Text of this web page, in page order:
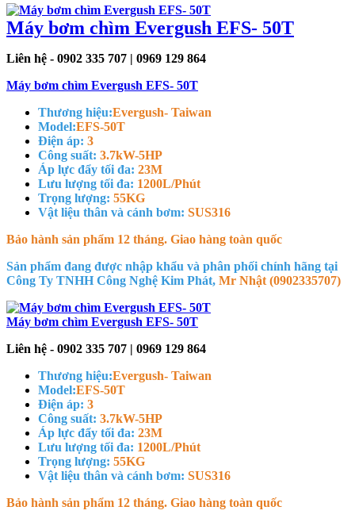
Máy bơm chìm Evergush EFS- 50T
Liên hệ - 0902 335 707 | 0969 129 864
Máy bơm chìm Evergush EFS- 50T
Thương hiệu:Evergush- Taiwan
Model:EFS-50T
Điện áp: 3
Công suất: 3.7kW-5HP
Áp lực đẩy tối đa: 23M
Lưu lượng tối đa: 1200L/Phút
Trọng lượng: 55KG
Vật liệu thân và cánh bơm: SUS316
Bảo hành sản phẩm 12 tháng. Giao hàng toàn quốc
Sản phẩm đang được nhập khẩu và phân phối chính hãng tại
Công Ty TNHH Công Nghệ Kim Phát, Mr Nhật (0902335707)
Máy bơm chìm Evergush EFS- 50T
Liên hệ - 0902 335 707 | 0969 129 864
Thương hiệu:Evergush- Taiwan
Model:EFS-50T
Điện áp: 3
Công suất: 3.7kW-5HP
Áp lực đẩy tối đa: 23M
Lưu lượng tối đa: 1200L/Phút
Trọng lượng: 55KG
Vật liệu thân và cánh bơm: SUS316
Bảo hành sản phẩm 12 tháng. Giao hàng toàn quốc